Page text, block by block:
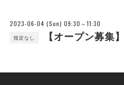
2023-06-04 (Sun) 09:30～11:30
指定なし 【オープン募集